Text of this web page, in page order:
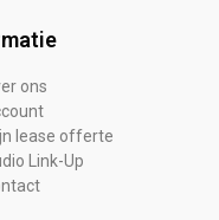
ons
lease offerte
Link-Up